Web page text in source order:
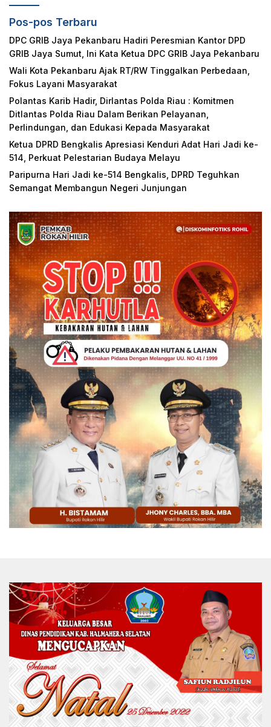
Pos-pos Terbaru
DPC GRIB Jaya Pekanbaru Hadiri Peresmian Kantor DPD
GRIB Jaya Sumut, Ini Kata Ketua DPC GRIB Jaya Pekanbaru
Wali Kota Pekanbaru Ajak RT/RW Tinggalkan Perbedaan,
Fokus Layani Masyarakat
Polantas Karib Hadir, Dirlantas Polda Riau : Komitmen
Ditlantas Polda Riau Dalam Berikan Pelayanan,
Perlindungan, dan Edukasi Kepada Masyarakat
Ketua DPRD Bengkalis Apresiasi Kenduri Adat Hari Jadi ke-
514, Perkuat Pelestarian Budaya Melayu
Paripurna Hari Jadi ke-514 Bengkalis, DPRD Teguhkan
Semangat Membangun Negeri Junjungan